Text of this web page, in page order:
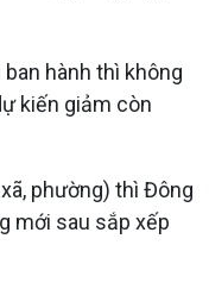
hành thì không
kiến giảm còn
phường) thì Đông
mới sau sắp xếp